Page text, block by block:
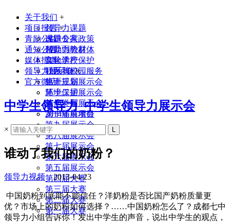
关于我们 +
领导力课题
课题专家
领导力教材
实验学校
联系我们
项目报告 +
改进公共政策
帮助弱势群体
文化遗产保护
社区与校园服务
生涯规划
环境保护
其他类型
2014年前项目
青励公益
通知公告
媒体报道
领导力展示会 +
第十三届展示会
第十二届展示会
第十一届展示会
第十届展示会
第九届展示会
第八届展示会
第七届展示会
第六届展示会
第五届展示会
第四届大赛
第三届大赛
第二届大赛
第一届大赛
官方微店
中学生领导力_中学生领导力展示会
×
谁动了我们的奶粉？
领导力视频2013-04-23
中国奶粉到底能不能信任？洋奶粉是否比国产奶粉质量更
优？市场上的奶粉如何选择？……中国奶粉怎么了？成都七中
领导力小组告诉你！发出中学生的声音，说出中学生的观点，